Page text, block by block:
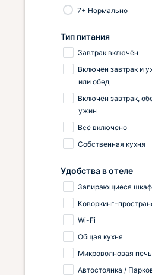
7+ Нормально
Тип питания
Завтрак включён
Включён завтрак и
или обед
Включён завтрак,
ужин
Всё включено
Собственная кухня
Удобства в отеле
Запирающиеся
Коворкинг-
Wi-Fi
Общая кухня
Микроволновая печь
Автостоянка /